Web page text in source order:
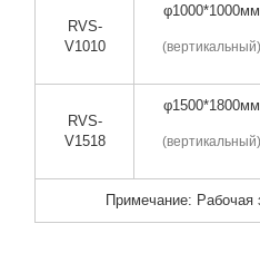
RVS-
V1010
φ1000*1000мм
(вертикальный)
RVS-
V1518
φ1500*1800мм
(вертикальный)
Примечание: Рабочая